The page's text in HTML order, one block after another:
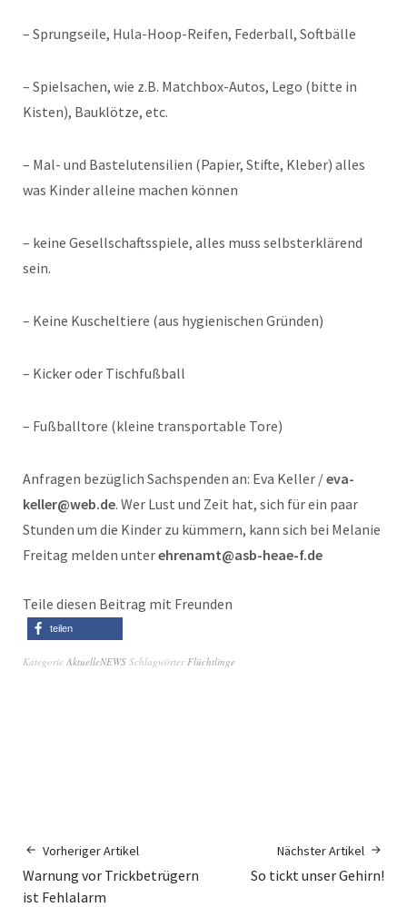
– Sprungseile, Hula-Hoop-Reifen, Federball, Softbälle
– Spielsachen, wie z.B. Matchbox-Autos, Lego (bitte in
Kisten), Bauklötze, etc.
– Mal- und Bastelutensilien (Papier, Stifte, Kleber) alles
was Kinder alleine machen können
– keine Gesellschaftsspiele, alles muss selbsterklärend
sein.
– Keine Kuscheltiere (aus hygienischen Gründen)
– Kicker oder Tischfußball
– Fußballtore (kleine transportable Tore)
Anfragen bezüglich Sachspenden an: Eva Keller /eva-
keller@web.de. Wer Lust und Zeit hat, sich für ein paar
Stunden um die Kinder zu kümmern, kann sich bei Melanie
Freitag melden unterehrenamt@asb-heae-f.de
Teile diesen Beitrag mit Freunden
teilen
Kategorie AktuelleNEWS SchlagwörterFlüchtlinge
Vorheriger Artikel
Warnung vor Trickbetrügern
ist Fehlalarm
Nächster Artikel
So tickt unser Gehirn!